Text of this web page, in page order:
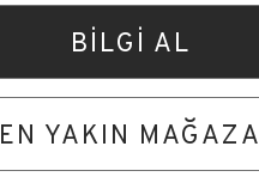
BİLGİ AL
EN YAKIN MAĞAZA